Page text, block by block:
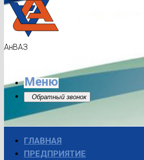
АнВАЗ
Меню
Обратный звонок
ГЛАВНАЯ
ПРЕДПРИЯТИЕ